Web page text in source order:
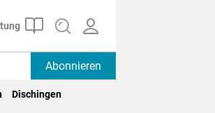
Abonnieren
Dischingen